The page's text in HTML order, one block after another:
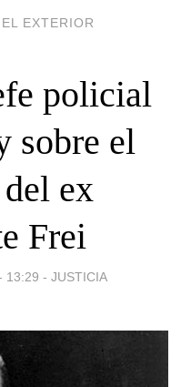
EXTERIOR
policial
sobre el
ex
Frei
13:29 - JUSTICIA